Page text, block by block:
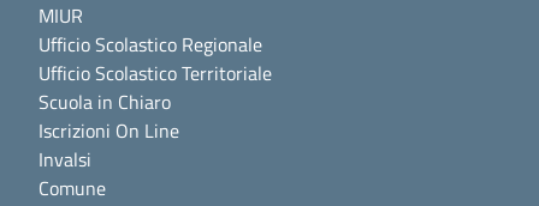
MIUR
Ufficio Scolastico Regionale
Ufficio Scolastico Territoriale
Scuola in Chiaro
Iscrizioni On Line
Invalsi
Comune